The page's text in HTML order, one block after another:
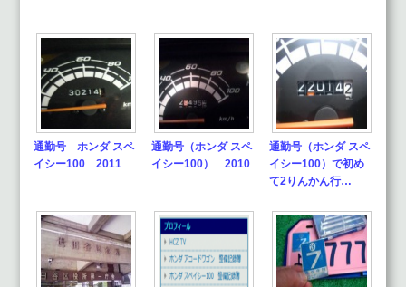
通勤号 ホンダ スペ
イシー100 2011
通勤号（ホンダ スペ
イシー100） 2010
通勤号（ホンダ スペ
イシー100）で初め
て2りんかん行…